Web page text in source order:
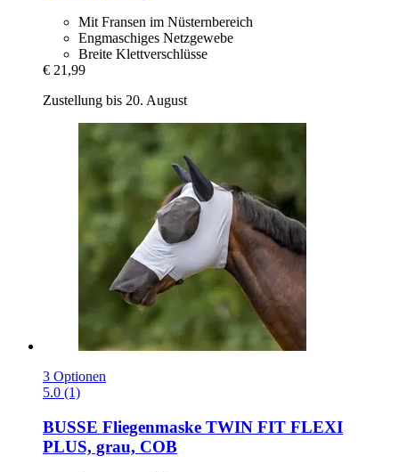
Mit Fransen im Nüsternbereich
Engmaschiges Netzgewebe
Breite Klettverschlüsse
€ 21,99
Zustellung bis 20. August
3 Optionen
5.0 (1)
BUSSE Fliegenmaske TWIN FIT FLEXI
PLUS, grau, COB